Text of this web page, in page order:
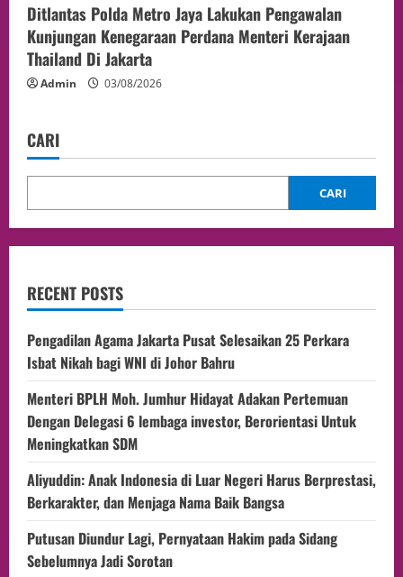
Ditlantas Polda Metro Jaya Lakukan Pengawalan
Kunjungan Kenegaraan Perdana Menteri Kerajaan
Thailand Di Jakarta
Admin 03/08/2026
CARI
CARI
RECENT POSTS
Pengadilan Agama Jakarta Pusat Selesaikan 25 Perkara
Isbat Nikah bagi WNI di Johor Bahru
Menteri BPLH Moh. Jumhur Hidayat Adakan Pertemuan
Dengan Delegasi 6 lembaga investor, Berorientasi Untuk
Meningkatkan SDM
Aliyuddin: Anak Indonesia di Luar Negeri Harus Berprestasi,
Berkarakter, dan Menjaga Nama Baik Bangsa
Putusan Diundur Lagi, Pernyataan Hakim pada Sidang
Sebelumnya Jadi Sorotan